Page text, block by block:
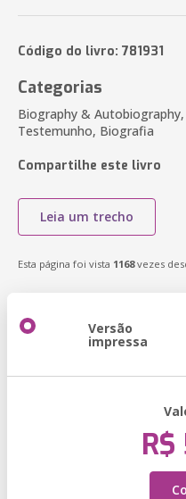
Código do livro: 781931
Categorias
Biography &
Testemunho, Biografia
Compartilhe este livro
Leia um trecho
Esta página foi vista 1168vezes
Versão
impressa